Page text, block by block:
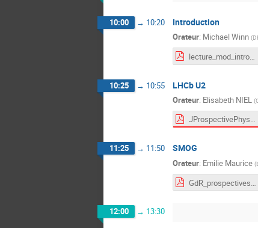
10:00 → 10:20 Introduction
Orateur: Michael Winn (
lecture_mod_intro.pdf
10:25 → 10:55 LHCb U2
Orateur: Elisabeth NIEL (
JProspectivePhysHadr_ENIEL.pdf
11:25 → 11:50 SMOG
Orateur: Emilie Maurice (
12:00 → 13:30